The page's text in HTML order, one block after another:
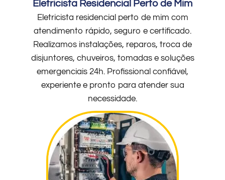
Eletricista Residencial Perto de Mim
Eletricista residencial perto de mim com
atendimento rápido, seguro e certificado.
Realizamos instalações, reparos, troca de
disjuntores, chuveiros, tomadas e soluções
emergenciais 24h. Profissional confiável,
experiente e pronto para atender sua
necessidade.